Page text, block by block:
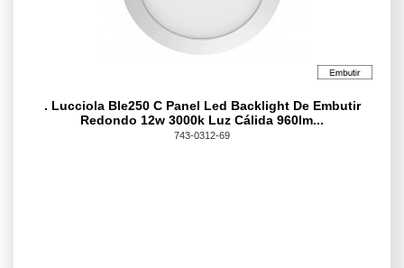
. Lucciola Ble250 C Panel Led Backlight De Embutir
Redondo 12w 3000k Luz Cálida 960lm...
743-0312-69